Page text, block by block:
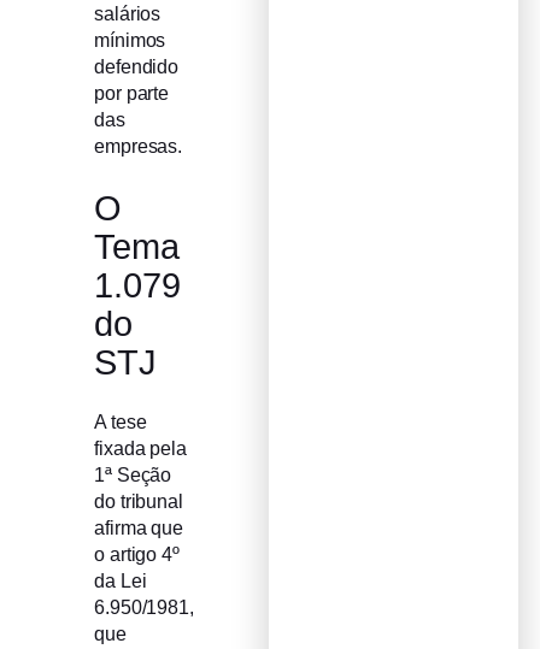
salários
mínimos
defendido
por parte
das
empresas.
O
Tema
1.079
do
STJ
A tese
fixada pela
1ª Seção
do tribunal
afirma que
o artigo 4º
da Lei
6.950/1981,
que